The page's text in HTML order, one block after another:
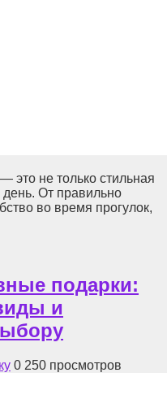
это не только стильная
От правильно
во время прогулок,
подарки:
и
0 250 просмотров